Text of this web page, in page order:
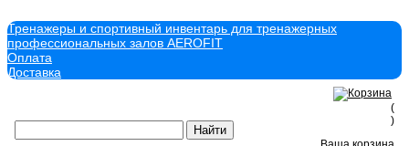
Тренажеры и спортивный инвентарь для тренажерных
профессиональных залов AEROFIT
Оплата
Доставка
(
)